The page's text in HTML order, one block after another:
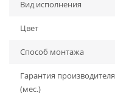
Вид исполнения
Цвет
Способ монтажа
Гарантия производителя
(мес.)